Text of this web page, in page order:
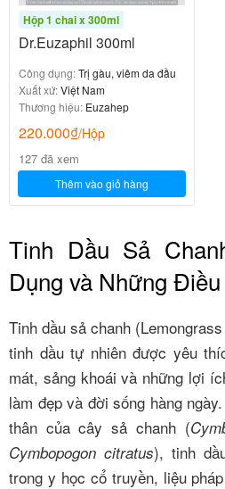
Hộp 1 chai x 300ml
Dr.Euzaphil 300ml
Công dụng:Trị gàu, viêm da đầu
Xuất xứ:Việt Nam
Thương hiệu: Euzahep
220.000₫/Hộp
127 đã xem
Thêm vào giỏ hàng
Tinh Dầu Sả
Dụng và Những
Tinh dầu sả chanh
tinh dầu tự nhiên được yêu
mát, sảng khoái và những lợi
làm đẹp và đời sống hàng
thân của cây sả chanh (
Cymbopogon citratus), tinh
trong y học cổ truyền, liệu